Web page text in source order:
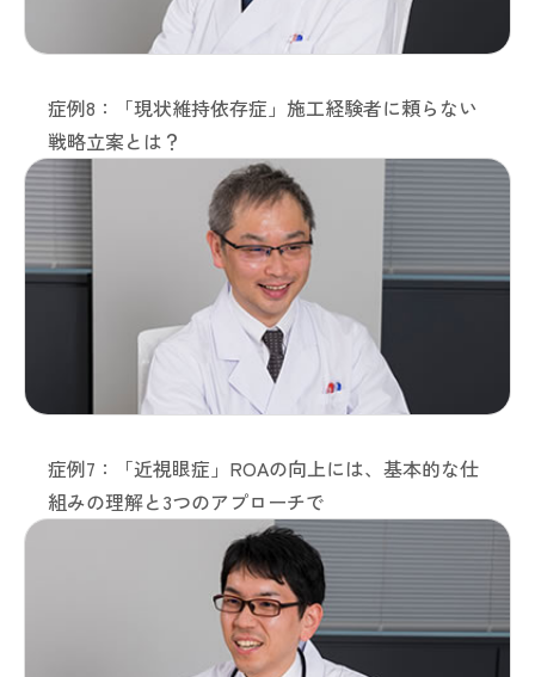
症例8：「現状維持依存症」施工経験者に頼らない
戦略立案とは？
症例7：「近視眼症」ROAの向上には、基本的な仕
組みの理解と3つのアプローチで